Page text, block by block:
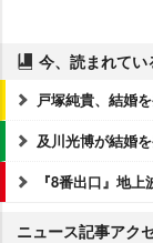
今、読まれてい
戸塚純貴、結婚
及川光博が結婚
『8番出口』地
ニュース記事アク